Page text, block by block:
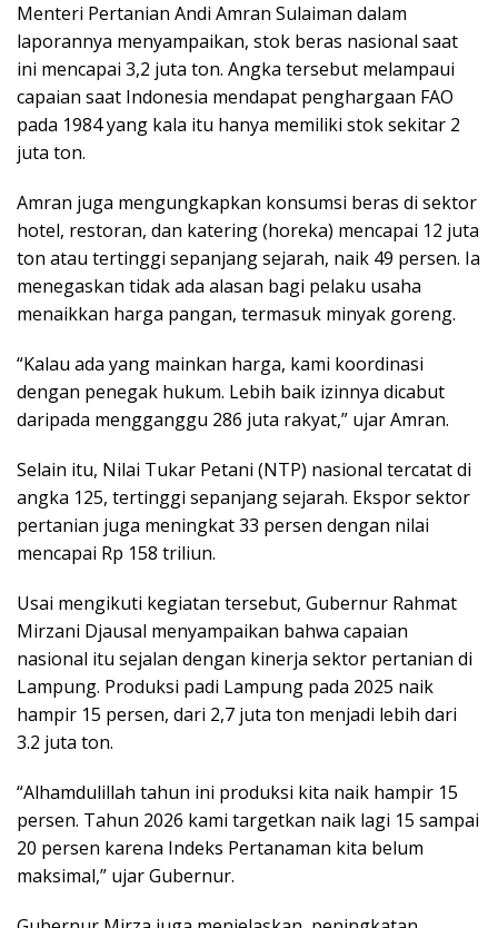
Menteri Pertanian Andi Amran Sulaiman dalam
laporannya menyampaikan, stok beras nasional saat
ini mencapai 3,2 juta ton. Angka tersebut melampaui
capaian saat Indonesia mendapat penghargaan FAO
pada 1984 yang kala itu hanya memiliki stok sekitar 2
juta ton.
Amran juga mengungkapkan konsumsi beras di sektor
hotel, restoran, dan katering (horeka) mencapai 12 juta
ton atau tertinggi sepanjang sejarah, naik 49 persen. Ia
menegaskan tidak ada alasan bagi pelaku usaha
menaikkan harga pangan, termasuk minyak goreng.
“Kalau ada yang mainkan harga, kami koordinasi
dengan penegak hukum. Lebih baik izinnya dicabut
daripada mengganggu 286 juta rakyat,” ujar Amran.
Selain itu, Nilai Tukar Petani (NTP) nasional tercatat di
angka 125, tertinggi sepanjang sejarah. Ekspor sektor
pertanian juga meningkat 33 persen dengan nilai
mencapai Rp 158 triliun.
Usai mengikuti kegiatan tersebut, Gubernur Rahmat
Mirzani Djausal menyampaikan bahwa capaian
nasional itu sejalan dengan kinerja sektor pertanian di
Lampung. Produksi padi Lampung pada 2025 naik
hampir 15 persen, dari 2,7 juta ton menjadi lebih dari
3.2 juta ton.
“Alhamdulillah tahun ini produksi kita naik hampir 15
persen. Tahun 2026 kami targetkan naik lagi 15 sampai
20 persen karena Indeks Pertanaman kita belum
maksimal,” ujar Gubernur.